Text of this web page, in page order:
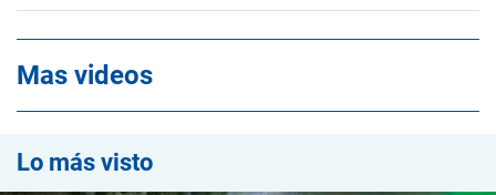
Mas videos
Lo más visto